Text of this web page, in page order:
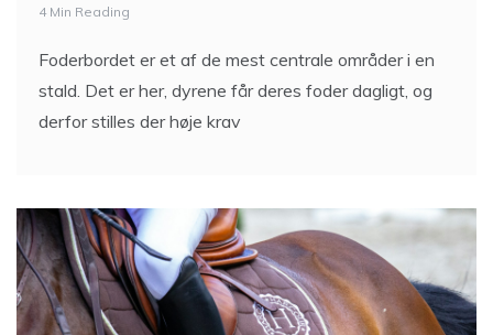
4 Min Reading
Foderbordet er et af de mest centrale områder i en
stald. Det er her, dyrene får deres foder dagligt, og
derfor stilles der høje krav